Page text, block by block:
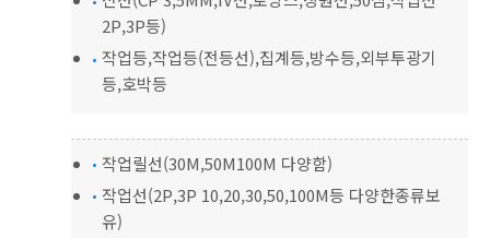
2P,3P등)
작업등,작업등(전등선),집계등,방수등,외부투광기
등,호박등
작업릴선(30M,50M100M 다양함)
작업선(2P,3P 10,20,30,50,100M등 다양한종류보
유)